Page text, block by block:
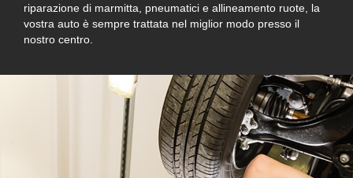
riparazione di marmitta, pneumatici e allineamento ruote, la
vostra auto è sempre trattata nel miglior modo presso il
nostro centro.